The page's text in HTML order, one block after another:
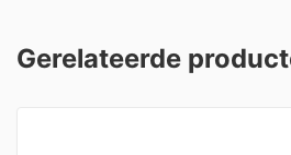
Gerelateerde